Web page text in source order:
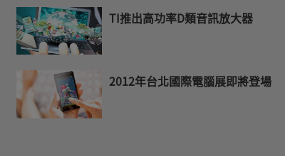
TI推出高功率D類音訊放大器
2012年台北國際電腦展即將登場